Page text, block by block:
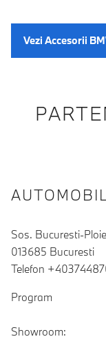
Vezi Accesorii
Sos. Bucuresti-
013685 Bucuresti
Telefon
Program
Showroom: